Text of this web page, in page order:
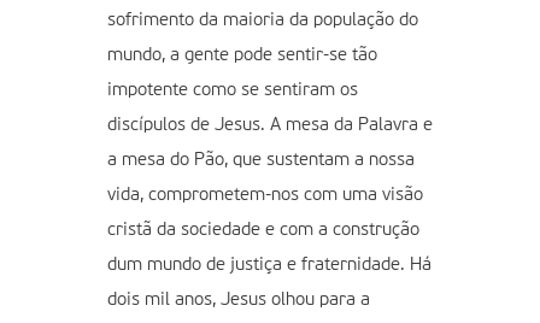
sofrimento da maioria da população do
mundo, a gente pode sentir-se tão
impotente como se sentiram os
discípulos de Jesus. A mesa da Palavra e
a mesa do Pão, que sustentam a nossa
vida, comprometem-nos com uma visão
cristã da sociedade e com a construção
dum mundo de justiça e fraternidade. Há
dois mil anos, Jesus olhou para a